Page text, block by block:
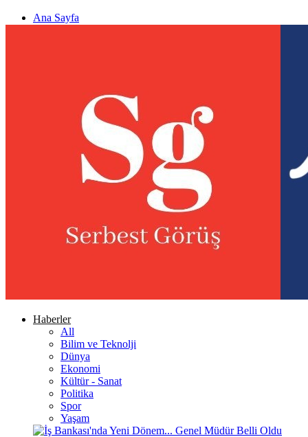
Ana Sayfa
Haberler
All
Bilim ve Teknolji
Dünya
Ekonomi
Kültür - Sanat
Politika
Spor
Yaşam